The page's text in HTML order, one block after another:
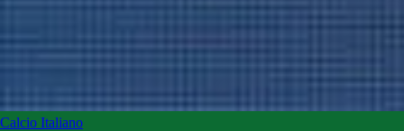
Calcio Italiano